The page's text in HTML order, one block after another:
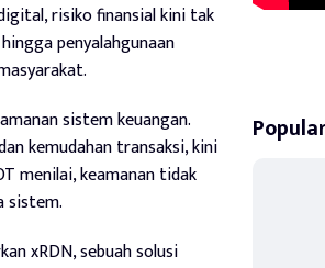
risiko finansial kini tak
penyalahgunaan
sistem keuangan.
kemudahan transaksi, kini
menilai, keamanan tidak
sistem.
xRDN, sebuah solusi